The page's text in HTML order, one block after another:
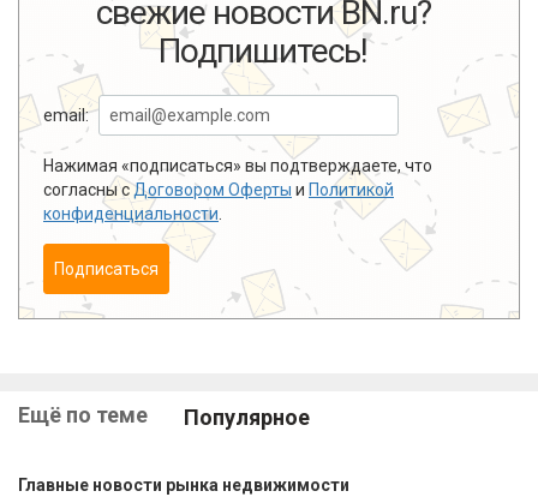
свежие новости BN.ru?
Подпишитесь!
email:
Нажимая «подписаться» вы подтверждаете, что
согласны сДоговором Оферты и Политикой
конфиденциальности
Подписаться
Ещё по теме Популярное
Главные новости рынка недвижимости